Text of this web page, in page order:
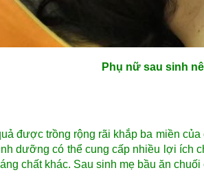
Phụ nữ sau sinh
được trồng rộng rãi khắp ba miền
dưỡng có thể cung cấp nhiều lợi ích
chất khác. Sau sinh mẹ bầu ăn chuối